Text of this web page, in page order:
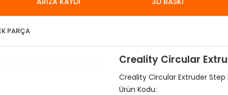
PARÇA
Creality Circular
Creality Circular Extruder Step
Ürün Kodu: